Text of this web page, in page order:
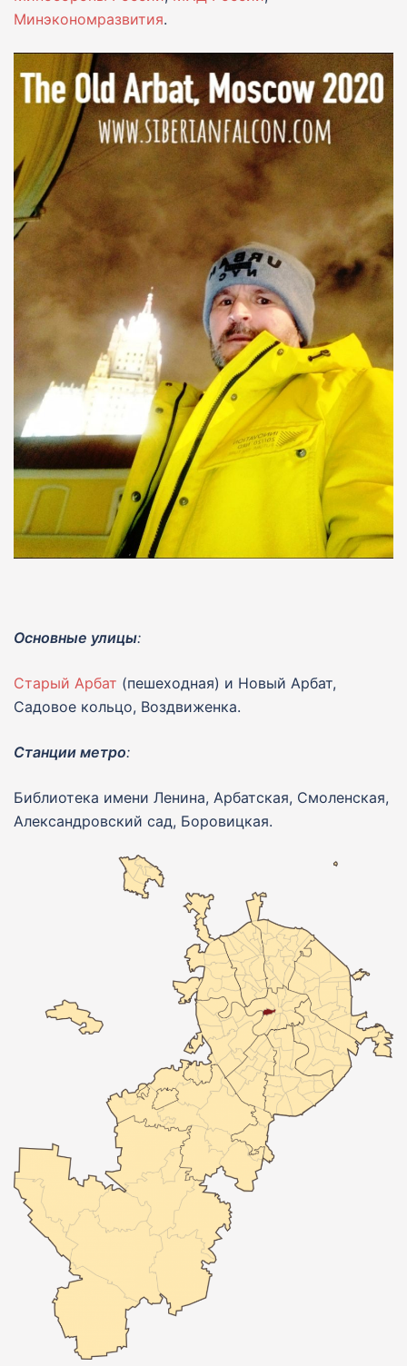
Минэкономразвития.
Основные улицы:
Старый Арбат (пешеходная) и Новый Арбат,
Садовое кольцо, Воздвиженка.
Станции метро:
Библиотека имени Ленина, Арбатская, Смоленская,
Александровский сад, Боровицкая.